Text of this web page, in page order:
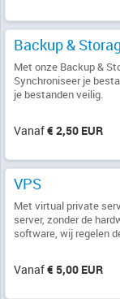
Backup &
Met onze Backup &
Synchroniseer je
je bestanden veilig.
Vanaf€ 2,50 EUR
VPS
Met virtual private
server, zonder de
software, wij regelen
Vanaf€ 5,00 EUR